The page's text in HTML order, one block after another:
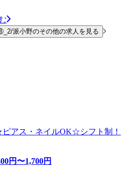
派小野のその他の求人を見る
アス・ネイルOK☆シフト制！
円〜1,700円